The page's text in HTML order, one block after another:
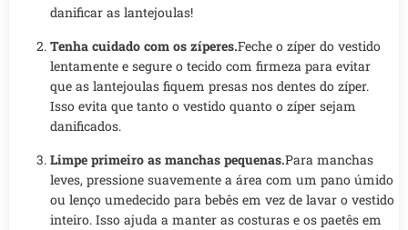
danificar as lantejoulas!
Tenha cuidado com os zíperes.Feche o zíper do vestido
lentamente e segure o tecido com firmeza para evitar
que as lantejoulas fiquem presas nos dentes do zíper.
Isso evita que tanto o vestido quanto o zíper sejam
danificados.
Limpe primeiro as manchas pequenas.Para manchas
leves, pressione suavemente a área com um pano úmido
ou lenço umedecido para bebês em vez de lavar o vestido
inteiro. Isso ajuda a manter as costuras e os paetês em